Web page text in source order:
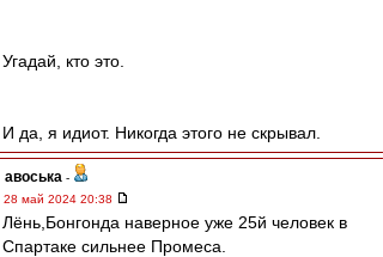
Угадай, кто это.
И да, я идиот. Никогда этого не скрывал.
авоська -
28 май 2024 20:38
Лёнь,Бонгонда наверное уже 25й человек в
Спартаке сильнее Промеса.